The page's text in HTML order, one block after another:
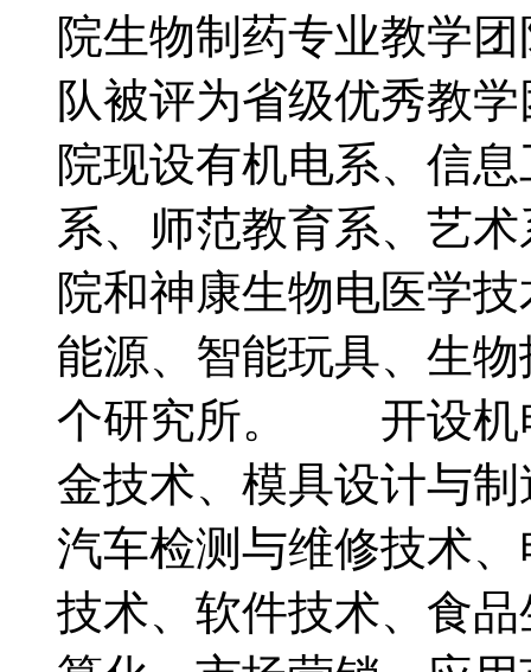
院生物制药专业教学
队被评为省级优秀教
院现设有机电系、信
系、师范教育系、艺
院和神康生物电医学
能源、智能玩具、生
个研究所。 开设机
金技术、模具设计与
汽车检测与维修技术
技术、软件技术、食